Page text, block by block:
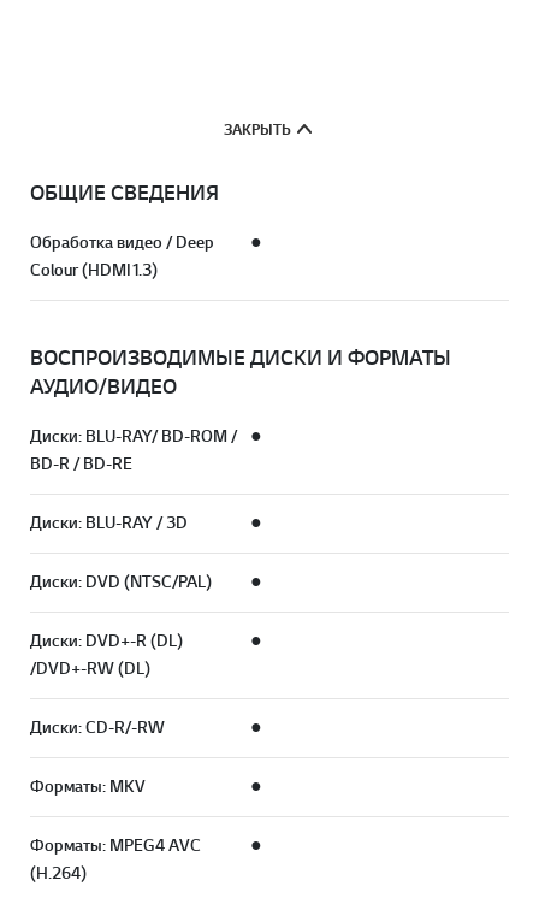
ЗАКРЫТЬ
ОБЩИЕ СВЕДЕНИЯ
Обработка видео / Deep
Colour (HDMI1.3)
●
ВОСПРОИЗВОДИМЫЕ ДИСКИ И ФОРМАТЫ
АУДИО/ВИДЕО
Диски: BLU-RAY/ BD-ROM /
BD-R / BD-RE
●
Диски: BLU-RAY / 3D ●
Диски: DVD (NTSC/PAL) ●
Диски: DVD+-R (DL)
/DVD+-RW (DL)
●
Диски: CD-R/-RW ●
Форматы: MKV ●
Форматы: MPEG4 AVC
(H.264)
●